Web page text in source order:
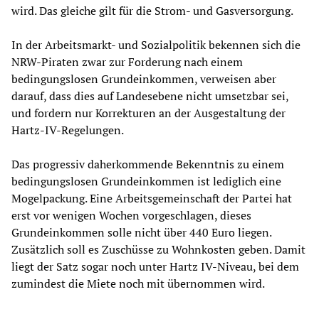
wird. Das gleiche gilt für die Strom- und Gasversorgung.
In der Arbeitsmarkt- und Sozialpolitik bekennen sich die
NRW-Piraten zwar zur Forderung nach einem
bedingungslosen Grundeinkommen, verweisen aber
darauf, dass dies auf Landesebene nicht umsetzbar sei,
und fordern nur Korrekturen an der Ausgestaltung der
Hartz-IV-Regelungen.
Das progressiv daherkommende Bekenntnis zu einem
bedingungslosen Grundeinkommen ist lediglich eine
Mogelpackung. Eine Arbeitsgemeinschaft der Partei hat
erst vor wenigen Wochen vorgeschlagen, dieses
Grundeinkommen solle nicht über 440 Euro liegen.
Zusätzlich soll es Zuschüsse zu Wohnkosten geben. Damit
liegt der Satz sogar noch unter Hartz IV-Niveau, bei dem
zumindest die Miete noch mit übernommen wird.